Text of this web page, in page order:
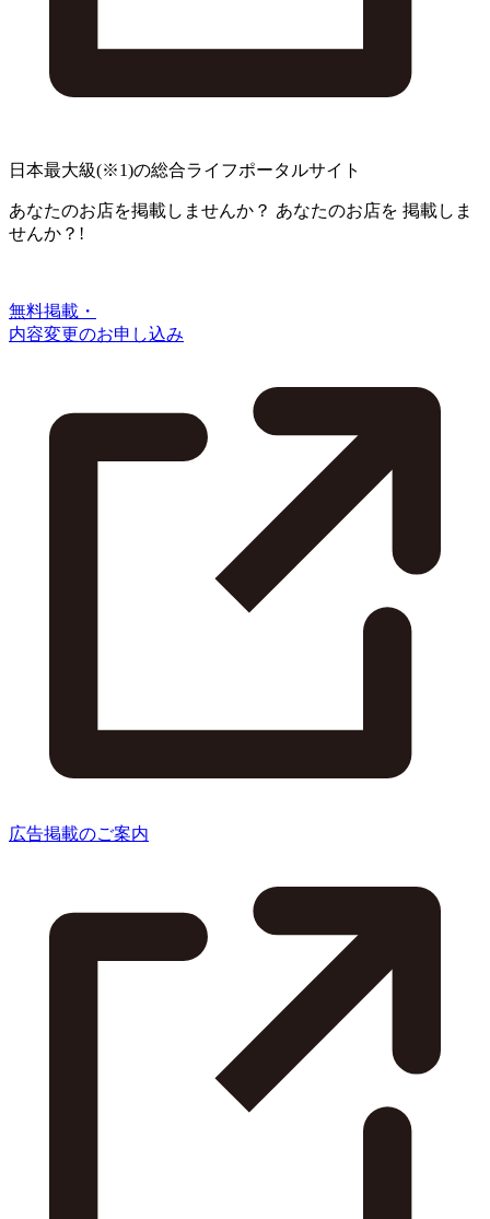
日本最大級(※1)の総合ライフポータルサイト
あなたのお店を掲載しませんか？ あなたのお店を 掲載しま
せんか？!
無料掲載・
内容変更のお申し込み
広告掲載のご案内